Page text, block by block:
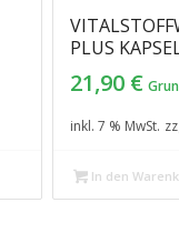
PLUS
21,90 €
inkl. 7 % MwSt.
In den